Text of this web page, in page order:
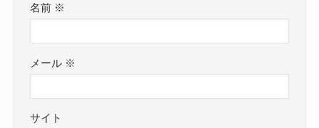
名前 ※
メール ※
サイト